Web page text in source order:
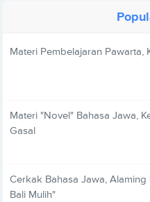
Materi Pembelajaran Pawarta,
Materi "Novel" Bahasa Jawa,
Gasal
Cerkak Bahasa Jawa,
Bali Mulih"